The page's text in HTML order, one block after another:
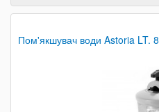
Пом'якшувач води Astoria LT. 8